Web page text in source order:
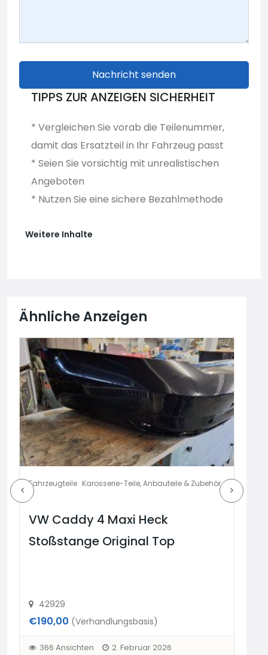
Nachricht senden
TIPPS ZUR ANZEIGEN SICHERHEIT
* Vergleichen Sie vorab die Teilenummer,
damit das Ersatzteil in Ihr Fahrzeug passt
* Seien Sie vorsichtig mit unrealistischen
Angeboten
* Nutzen Sie eine sichere Bezahlmethode
Weitere Inhalte
Ähnliche Anzeigen
Fahrzeugteile Karosserie-Teile, Anbauteile & Zubehör
VW Caddy 4 Maxi Heck
Stoßstange Original Top
42929
€190,00 (Verhandlungsbasis)
366 Ansichten 2. Februar 2026